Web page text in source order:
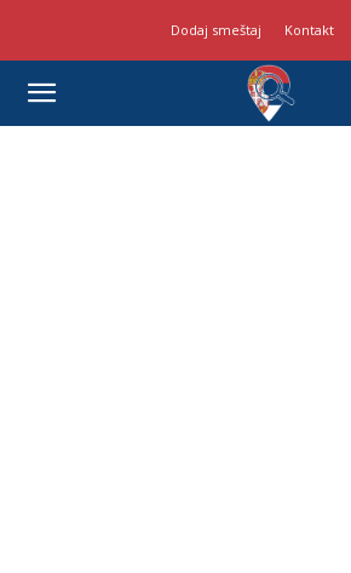
Dodaj smeštaj Kontakt